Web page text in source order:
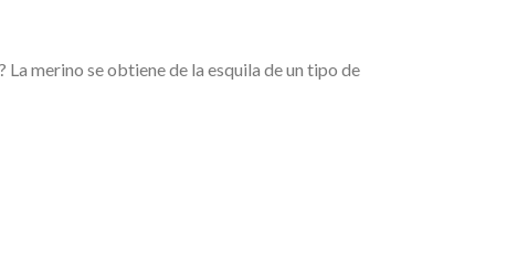
La merino se obtiene de la esquila de un tipo de